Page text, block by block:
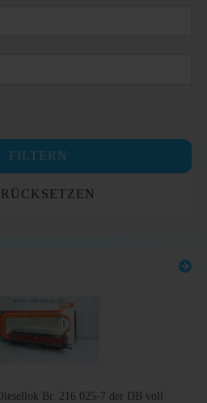
FILTERN
Br. 216 025-7 der DB voll